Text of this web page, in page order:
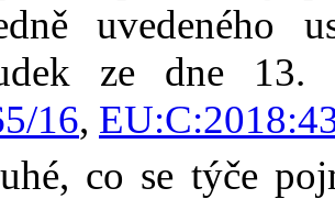
uvedeného
ze dne 13.
16,
co se týče